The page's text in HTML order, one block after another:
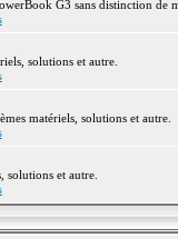
G3 sans distinction de
solutions et autre.
matériels, solutions et autre.
solutions et autre.